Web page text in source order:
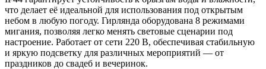
что делает её идеальной для использования под открытым
небом в любую погоду. Гирлянда оборудована 8 режимами
мигания, позволяя легко менять световые сценарии под
настроение. Работает от сети 220 В, обеспечивая стабильную
и яркую подсветку для различных мероприятий — от
праздников до свадеб и вечеринок.